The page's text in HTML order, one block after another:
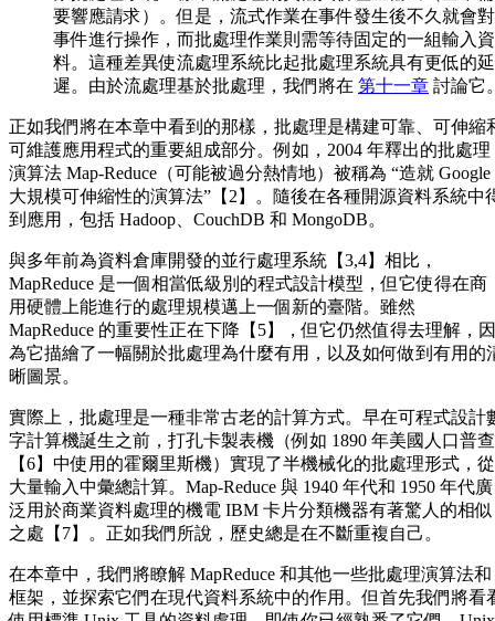
要響應請求）。但是，流式作業在事件發生後不久就會對
事件進行操作，而批處理作業則需等待固定的一組輸入資
料。這種差異使流處理系統比起批處理系統具有更低的延
遲。由於流處理基於批處理，我們將在 第十一章 討論它
正如我們將在本章中看到的那樣，批處理是構建可靠、可伸縮
可維護應用程式的重要組成部分。例如，2004 年釋出的批處理
演算法 Map-Reduce（可能被過分熱情地）被稱為 “造就 Google
大規模可伸縮性的演算法”【2】。隨後在各種開源資料系統中
到應用，包括 Hadoop、CouchDB 和 MongoDB。
與多年前為資料倉庫開發的並行處理系統【3,4】相比，
MapReduce 是一個相當低級別的程式設計模型，但它使得在商
用硬體上能進行的處理規模邁上一個新的臺階。雖然
MapReduce 的重要性正在下降【5】，但它仍然值得去理解，因
為它描繪了一幅關於批處理為什麼有用，以及如何做到有用的
晰圖景。
實際上，批處理是一種非常古老的計算方式。早在可程式設計
字計算機誕生之前，打孔卡製表機（例如 1890 年美國人口普查
【6】中使用的霍爾里斯機）實現了半機械化的批處理形式，從
大量輸入中彙總計算。Map-Reduce 與 1940 年代和 1950 年代廣
泛用於商業資料處理的機電 IBM 卡片分類機器有著驚人的相似
之處【7】。正如我們所說，歷史總是在不斷重複自己。
在本章中，我們將瞭解 MapReduce 和其他一些批處理演算法和
框架，並探索它們在現代資料系統中的作用。但首先我們將看